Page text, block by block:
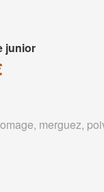
junior
merguez,